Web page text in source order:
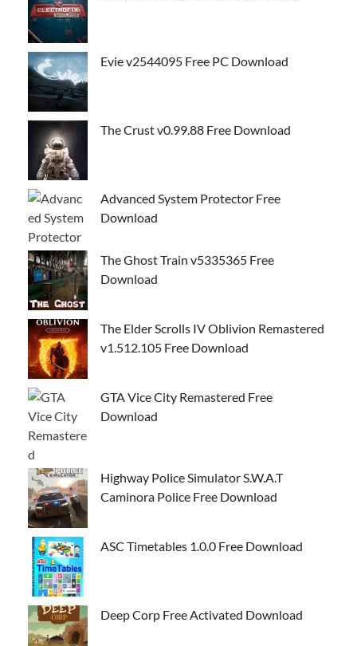
Evie v2544095 Free PC Download
The Crust v0.99.88 Free Download
Advanced System Protector Free
Download
The Ghost Train v5335365 Free
Download
The Elder Scrolls IV Oblivion Remastered
v1.512.105 Free Download
GTA Vice City Remastered Free
Download
Highway Police Simulator S.W.A.T
Caminora Police Free Download
ASC Timetables 1.0.0 Free Download
Deep Corp Free Activated Download